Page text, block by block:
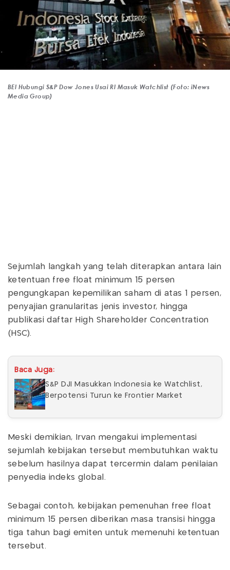
BEI Hubungi S&P Dow Jones Usai RI Masuk Watchlist (Foto: iNews
Media Group)
Sejumlah langkah yang telah diterapkan antara lain
ketentuan free float minimum 15 persen
pengungkapan kepemilikan saham di atas 1 persen,
penyajian granularitas jenis investor, hingga
publikasi daftar High Shareholder Concentration
(HSC).
Baca Juga:
S&P DJI Masukkan Indonesia ke Watchlist,
Berpotensi Turun ke Frontier Market
Meski demikian, Irvan mengakui implementasi
sejumlah kebijakan tersebut membutuhkan waktu
sebelum hasilnya dapat tercermin dalam penilaian
penyedia indeks global.
Sebagai contoh, kebijakan pemenuhan free float
minimum 15 persen diberikan masa transisi hingga
tiga tahun bagi emiten untuk memenuhi ketentuan
tersebut.